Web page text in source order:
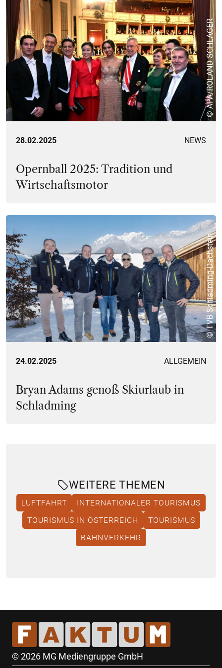
© APA/ROLAND SCHLAGER
28.02.2025 NEWS
Opernball 2025: Tradition und
Wirtschaftsmotor
© TVB Schladming-Dachstein
24.02.2025 ALLGEMEIN
Bryan Adams genoß Skiurlaub in
Schladming
WEITERE THEMEN
LUFTFAHRT
INTERNATIONALER TOURISMUS
TOURISMUS IN ÖSTERREICH
TOURISMUS
BAHNVERKEHR
© 2026 MG Mediengruppe GmbH